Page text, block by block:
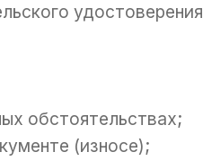
обстоятельствах;
(износе);